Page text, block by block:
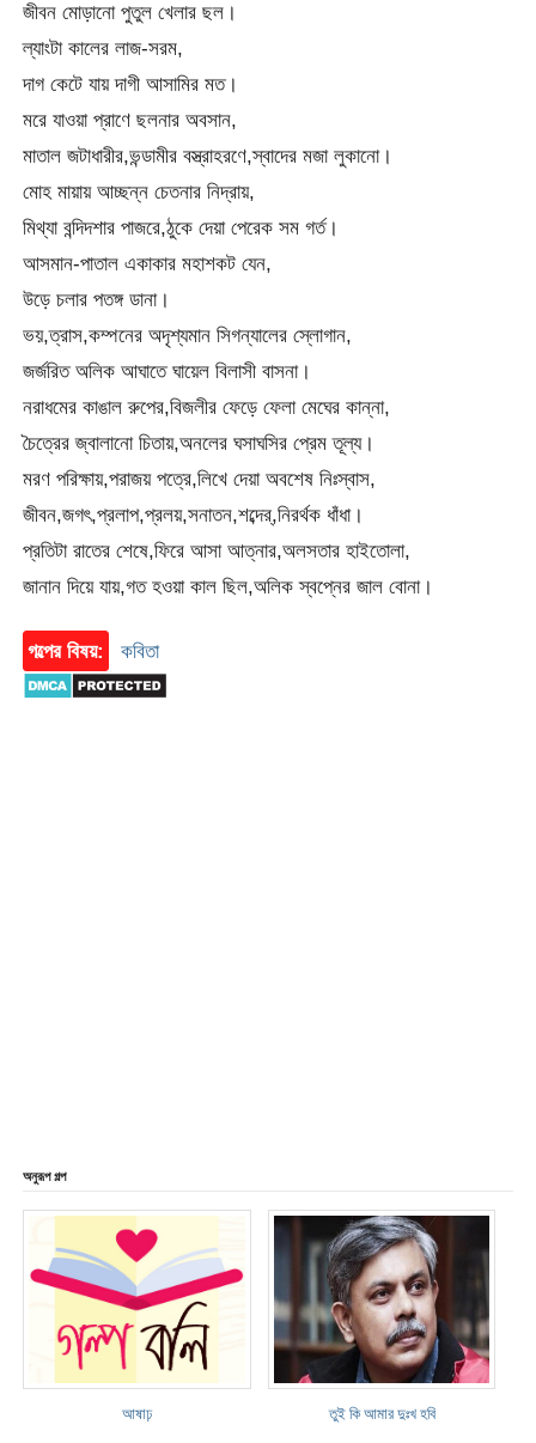
জীবন মোড়ানো পুতুল খেলার ছল।
ল্যাংটা কালের লাজ-সরম,
দাগ কেটে যায় দাগী আসামির মত।
মরে যাওয়া প্রাণে ছলনার অবসান,
মাতাল জটাধারীর,ভন্ডামীর বস্ত্রাহরণে,স্বাদের মজা লুকানো।
মোহ মায়ায় আচ্ছন্ন চেতনার নিদ্রায়,
মিথ্যা বন্দিদশার পাজরে,ঠুকে দেয়া পেরেক সম গর্ত।
আসমান-পাতাল একাকার মহাশকট যেন,
উড়ে চলার পতঙ্গ ডানা।
ভয়,ত্রাস,কম্পনের অদৃশ্যমান সিগন্যালের স্লোগান,
জর্জরিত অলিক আঘাতে ঘায়েল বিলাসী বাসনা।
নরাধমের কাঙাল রুপের,বিজলীর ফেড়ে ফেলা মেঘের কান্না,
চৈত্রের জ্বালানো চিতায়,অনলের ঘসাঘসির প্রেম তূল্য।
মরণ পরিক্ষায়,পরাজয় পত্রে,লিখে দেয়া অবশেষ নিঃস্বাস,
জীবন,জগৎ,প্রলাপ,প্রলয়,সনাতন,শব্দের্,নিরর্থক ধাঁধা।
প্রতিটা রাতের শেষে,ফিরে আসা আত্নার,অলসতার হাইতোলা,
জানান দিয়ে যায়,গত হওয়া কাল ছিল,অলিক স্বপ্নের জাল বোনা।
গল্পের বিষয়: কবিতা
অনুরূপ গল্প
আষাঢ় তুই কি আমার দুঃখ হবি